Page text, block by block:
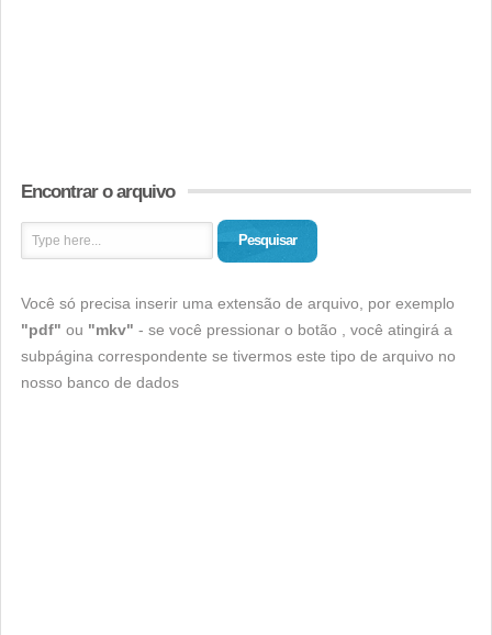
Encontrar o arquivo
Pesquisar
Você só precisa inserir uma extensão de arquivo, por exemplo
"pdf" ou "mkv" - se você pressionar o botão , você atingirá a
subpágina correspondente se tivermos este tipo de arquivo no
nosso banco de dados